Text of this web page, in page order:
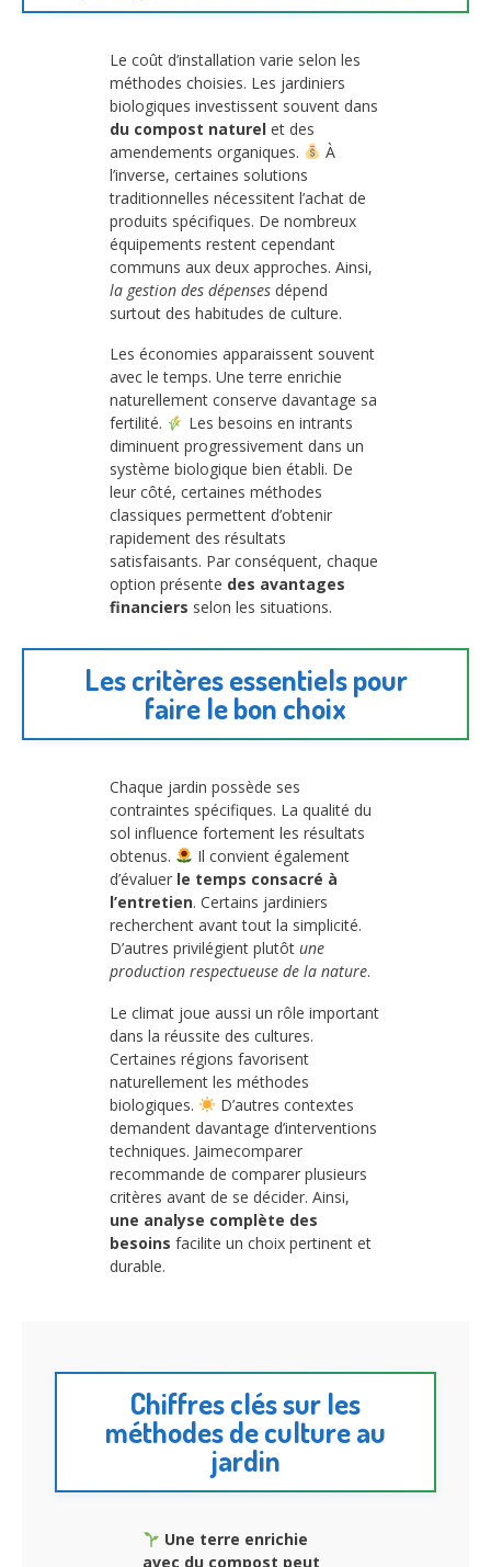
Le coût d’installation varie selon les
méthodes choisies. Les jardiniers
biologiques investissent souvent dans
du compost naturel et des
amendements organiques.
À
l’inverse, certaines solutions
traditionnelles nécessitent l’achat de
produits spécifiques. De nombreux
équipements restent cependant
communs aux deux approches. Ainsi,
la gestion des dépenses dépend
surtout des habitudes de culture.
Les économies apparaissent souvent
avec le temps. Une terre enrichie
naturellement conserve davantage sa
fertilité.
Les besoins en intrants
diminuent progressivement dans un
système biologique bien établi. De
leur côté, certaines méthodes
classiques permettent d’obtenir
rapidement des résultats
satisfaisants. Par conséquent, chaque
option présente des avantages
financiers selon les situations.
Les critères essentiels pour
faire le bon choix
Chaque jardin possède ses
contraintes spécifiques. La qualité du
sol influence fortement les résultats
obtenus.
Il convient également
d’évaluer le temps consacré à
l’entretien. Certains jardiniers
recherchent avant tout la simplicité.
D’autres privilégient plutôt une
production respectueuse de la nature.
Le climat joue aussi un rôle important
dans la réussite des cultures.
Certaines régions favorisent
naturellement les méthodes
biologiques.
D’autres contextes
demandent davantage d’interventions
techniques. Jaimecomparer
recommande de comparer plusieurs
critères avant de se décider. Ainsi,
une analyse complète des
besoins facilite un choix pertinent et
durable.
Chiffres clés sur les
méthodes de culture au
jardin
Une terre enrichie
avec du compost peut